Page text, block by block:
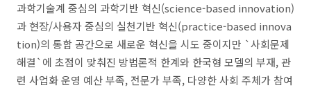
과학기술계 중심의 과학기반 혁신(science-based innovation)
과 현장/사용자 중심의 실천기반 혁신(practice-based innova
tion)의 통합 공간으로 새로운 혁신을 시도 중이지만 `사회문제
해결`에 초점이 맞춰진 방법론적 한계와 한국형 모델의 부재, 관
련 사업화 운영 예산 부족, 전문가 부족, 다양한 사회 주체가 참여